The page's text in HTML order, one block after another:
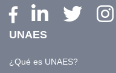
UNAES
¿Qué es UNAES?